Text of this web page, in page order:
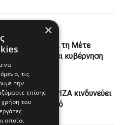
θητεία για τη Μέτε
να σχηματίσει κυβέρνηση
Post
Ο ΣΥΡΙΖΑ κινδυνεύει
αδειανό
×
να
τις
την
επίσης
χρήση του
οποίοι